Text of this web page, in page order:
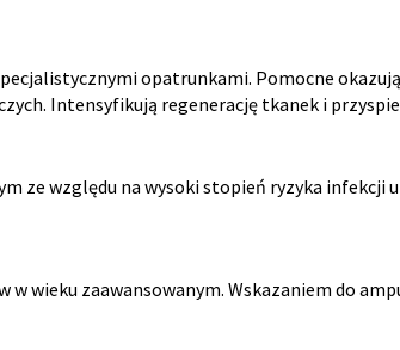
opatrunkami. Pomocne
Intensyfikują regenerację tkanek i
ze względu na wysoki stopień ryzyka infekcji
wieku zaawansowanym. Wskazaniem do